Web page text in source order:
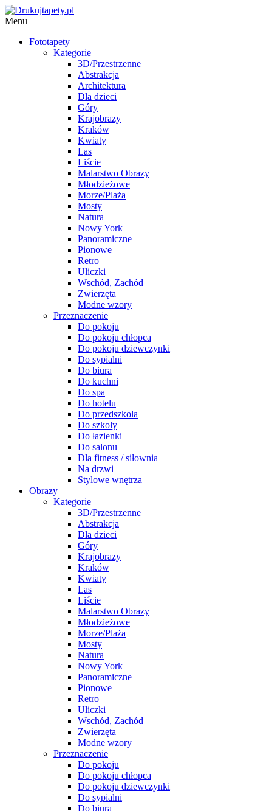
Menu
Fototapety
Kategorie
3D/Przestrzenne
Abstrakcja
Architektura
Dla dzieci
Góry
Krajobrazy
Kraków
Kwiaty
Las
Liście
Malarstwo Obrazy
Młodzieżowe
Morze/Plaża
Mosty
Natura
Nowy York
Panoramiczne
Pionowe
Retro
Uliczki
Wschód, Zachód
Zwierzęta
Modne wzory
Przeznaczenie
Do pokoju
Do pokoju chłopca
Do pokoju dziewczynki
Do sypialni
Do biura
Do kuchni
Do spa
Do hotelu
Do przedszkola
Do szkoły
Do łazienki
Do salonu
Dla fitness / siłownia
Na drzwi
Stylowe wnętrza
Obrazy
Kategorie
3D/Przestrzenne
Abstrakcja
Dla dzieci
Góry
Krajobrazy
Kraków
Kwiaty
Las
Liście
Malarstwo Obrazy
Młodzieżowe
Morze/Plaża
Mosty
Natura
Nowy York
Panoramiczne
Pionowe
Retro
Uliczki
Wschód, Zachód
Zwierzęta
Modne wzory
Przeznaczenie
Do pokoju
Do pokoju chłopca
Do pokoju dziewczynki
Do sypialni
Do biura